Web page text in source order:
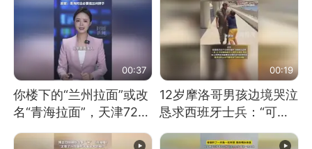
00:37
你楼下的“兰州拉面”或改
名“青海拉面”，天津72家
面馆已集体更换招牌
00:19
12岁摩洛哥男孩边境哭泣
恳求西班牙士兵：“可不
可以不要把我遣返回国”